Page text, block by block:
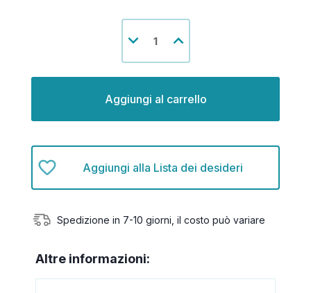
Diminuisci
la
di
Aumenta
la
di
Aggiungi alla Lista dei desideri
Spedizione in 7-10 giorni, il costo può variare
Altre informazioni: